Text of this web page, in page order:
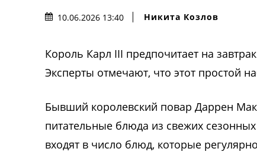
10.06.2026 13:40 Никита Козлов
Король Карл III предпочитает на
Эксперты отмечают, что этот простой
Бывший королевский повар Даррен
питательные блюда из свежих
входят в число блюд, которые